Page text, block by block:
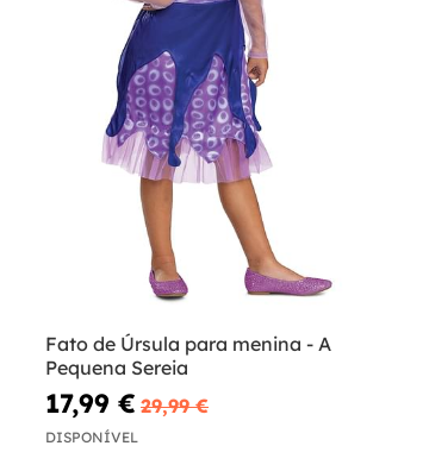
Fato de Úrsula para menina - A
Pequena Sereia
17,99 € 29,99 €
DISPONÍVEL